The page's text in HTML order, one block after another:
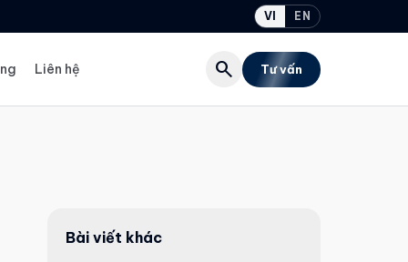
VI EN
Liên hệ search Tư vấn
Bài viết khác